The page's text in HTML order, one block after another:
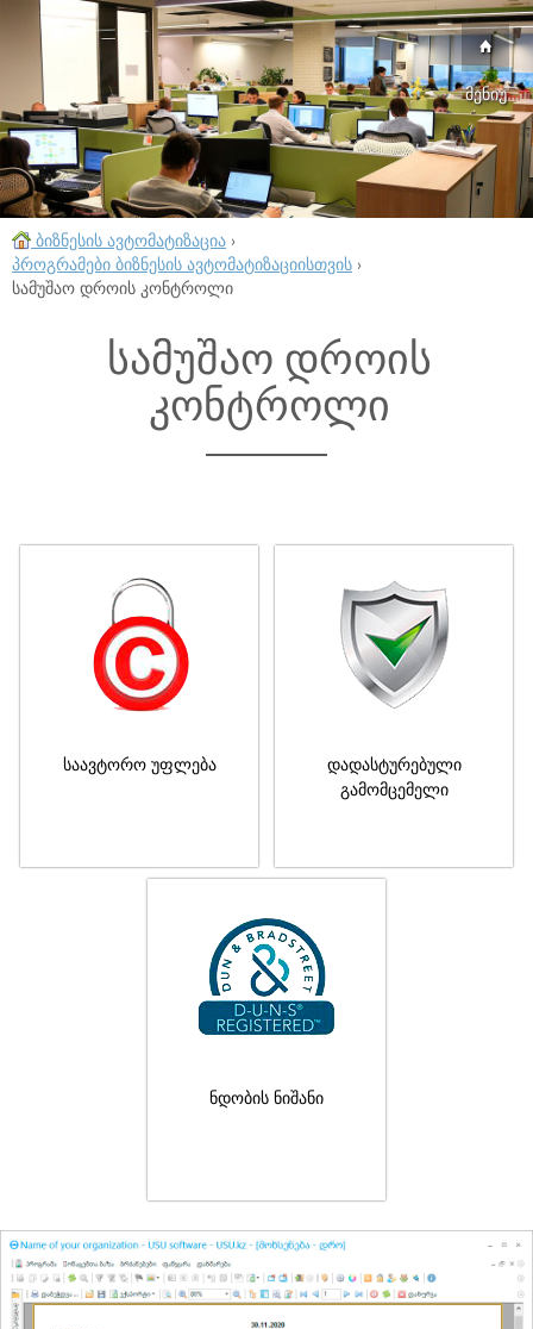
მენიუ
ბიზნესის ავტომატიზაცია ›
პროგრამები ბიზნესის ავტომატიზაციისთვის ›
სამუშაო დროის კონტროლი
სამუშაო დროის
კონტროლი
საავტორო უფლება
დადასტურებული
გამომცემელი
ნდობის ნიშანი